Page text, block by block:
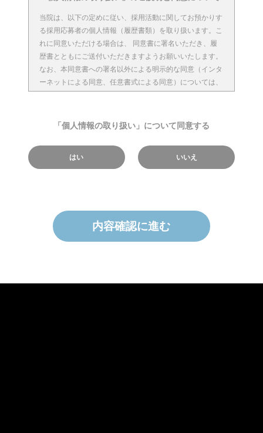
当院は、以下の定めに従い、採用活動に関してお預かりす
る採用応募者の個人情報（履歴書類）を取り扱います。こ
れに同意いただける場合は、 同意書に署名いただき、履
歴書とともにご送付いただきますようお願いいたします。
なお、本同意書への署名以外による明示的な同意（インタ
ーネットによる同意、任意書式による同意）については、
1.個人情報の利用目的について
用します。
①採用応募者との連絡（面接日時の案内、履歴書の内容
2.個人情報の取り扱いについて
当院は、採用応募者の個人情報を上記利用目的の範囲内で
利用いたします。お預かりした個人情報については、不正
「個人情報の取り扱い」について同意する
はい いいえ
内容確認に進む